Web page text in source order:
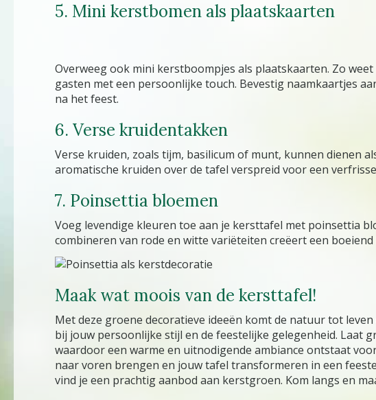
5. Mini kerstbomen als plaatskaarten
Overweeg ook mini kerstboompjes als plaatskaarten. Zo
gasten met een persoonlijke touch. Bevestig naamkaartjes
na het feest.
6. Verse kruidentakken
Verse kruiden, zoals tijm, basilicum of munt, kunnen dienen
aromatische kruiden over de tafel verspreid voor een
7. Poinsettia bloemen
Voeg levendige kleuren toe aan je kersttafel met poinsettia
combineren van rode en witte variëteiten creëert een
Maak wat moois van de kersttafel!
Met deze groene decoratieve ideeën komt de natuur tot
bij jouw persoonlijke stijl en de feestelijke gelegenheid. Laat
waardoor een warme en uitnodigende ambiance ontstaat
naar voren brengen en jouw tafel transformeren in een
vind je een prachtig aanbod aan kerstgroen. Kom langs en